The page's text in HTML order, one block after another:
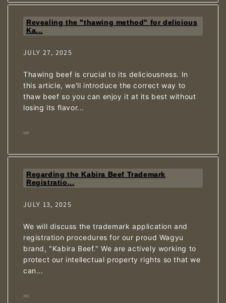
Revealing the "thawing method" for delicious
Ka...
JULY 27, 2025
Thawing beef is crucial to its deliciousness. In
this article, we'll introduce the correct way to
thaw beef so you can enjoy it at its best without
losing its flavor...
Regarding the Kabira Beef Trademark
Registratio...
JULY 13, 2025
We will discuss the trademark application and
registration procedures for our proud Wagyu
brand, "Kabira Beef." We are actively working to
protect our intellectual property rights so that we
can...